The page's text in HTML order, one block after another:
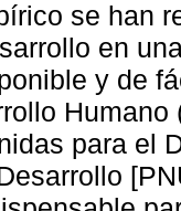
se han
en
y de
para el